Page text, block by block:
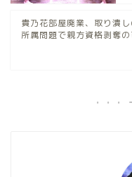
貴乃花部屋廃業、取り潰
所属問題で親方資格剥奪の